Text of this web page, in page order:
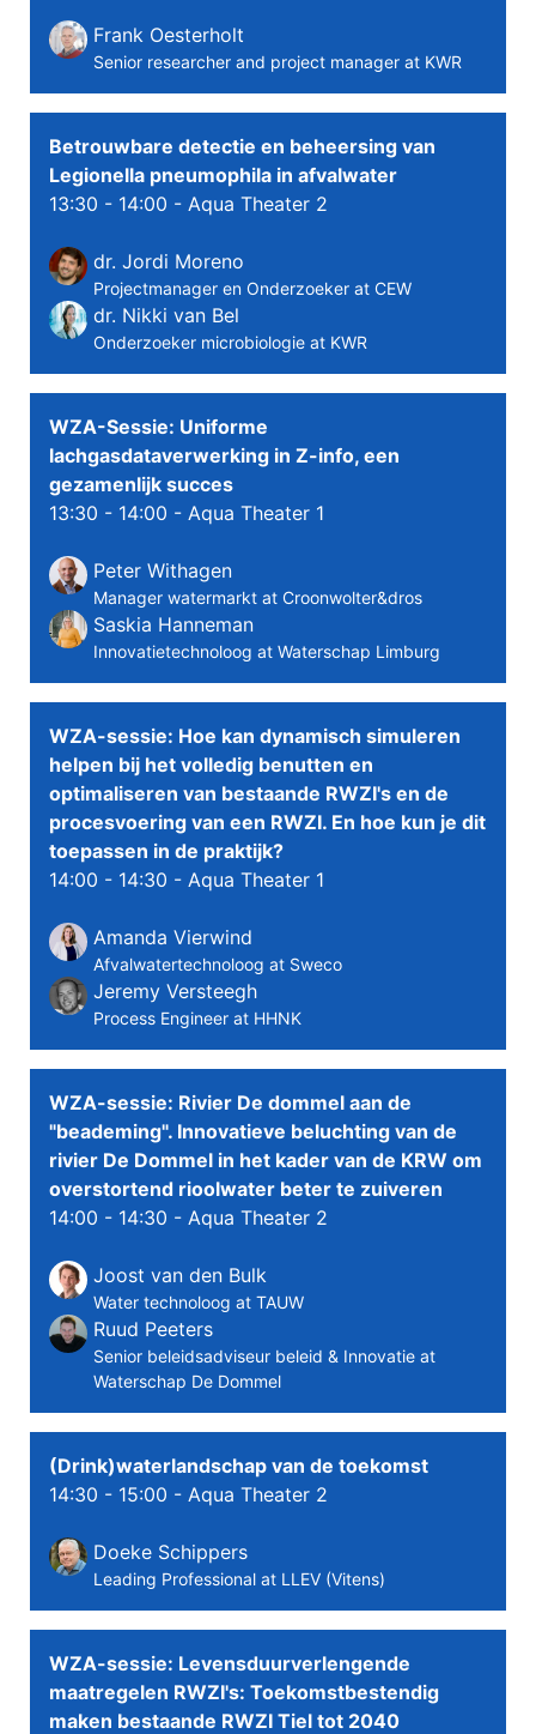
Frank Oesterholt
Senior researcher and project manager at KWR
Betrouwbare detectie en beheersing van
Legionella pneumophila in afvalwater
13:30 - 14:00 - Aqua Theater 2
dr. Jordi Moreno
Projectmanager en Onderzoeker at CEW
dr. Nikki van Bel
Onderzoeker microbiologie at KWR
WZA-Sessie: Uniforme
lachgasdataverwerking in Z-info, een
gezamenlijk succes
13:30 - 14:00 - Aqua Theater 1
Peter Withagen
Manager watermarkt at Croonwolter&dros
Saskia Hanneman
Innovatietechnoloog at Waterschap Limburg
WZA-sessie: Hoe kan dynamisch simuleren
helpen bij het volledig benutten en
optimaliseren van bestaande RWZI's en de
procesvoering van een RWZI. En hoe kun je dit
toepassen in de praktijk?
14:00 - 14:30 - Aqua Theater 1
Amanda Vierwind
Afvalwatertechnoloog at Sweco
Jeremy Versteegh
Process Engineer at HHNK
WZA-sessie: Rivier De dommel aan de
"beademing". Innovatieve beluchting van de
rivier De Dommel in het kader van de KRW om
overstortend rioolwater beter te zuiveren
14:00 - 14:30 - Aqua Theater 2
Joost van den Bulk
Water technoloog at TAUW
Ruud Peeters
Senior beleidsadviseur beleid & Innovatie at
Waterschap De Dommel
(Drink)waterlandschap van de toekomst
14:30 - 15:00 - Aqua Theater 2
Doeke Schippers
Leading Professional at LLEV (Vitens)
WZA-sessie: Levensduurverlengende
maatregelen RWZI's: Toekomstbestendig
maken bestaande RWZI Tiel tot 2040